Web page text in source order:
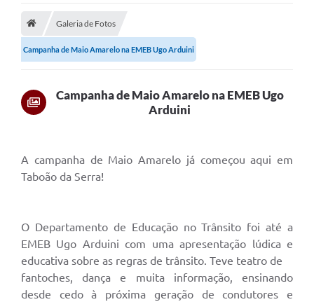
Galeria de Fotos
Campanha de Maio Amarelo na EMEB Ugo Arduini
Campanha de Maio Amarelo na EMEB Ugo
Arduini
A campanha de Maio Amarelo já começou aqui em
Taboão da Serra!
O Departamento de Educação no Trânsito foi até a
EMEB Ugo Arduini com uma apresentação lúdica e
educativa sobre as regras de trânsito. Teve teatro de
fantoches, dança e muita informação, ensinando
desde cedo à próxima geração de condutores e